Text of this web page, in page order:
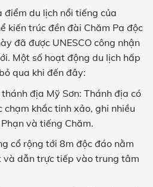
điểm du lịch nổi tiếng của
kiến trúc đền đài Chăm Pa độc
đã được UNESCO công nhận
Một số hoạt động du lịch hấp
qua khi đến đây:
địa Mỹ Sơn: Thánh địa có
chạm khắc tinh xảo, ghi nhiều
và tiếng Chăm.
cổ rộng tới 8m độc đáo nằm
và dẫn trực tiếp vào trung tâm